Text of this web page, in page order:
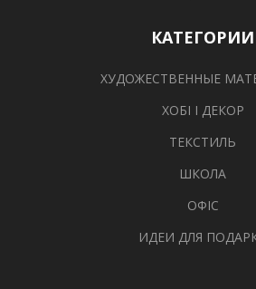
КАТЕГОРИИ
ХУДОЖЕСТВЕННЫЕ
ХОБІ І ДЕКОР
ТЕКСТИЛЬ
ШКОЛА
ОФІС
ИДЕИ ДЛЯ